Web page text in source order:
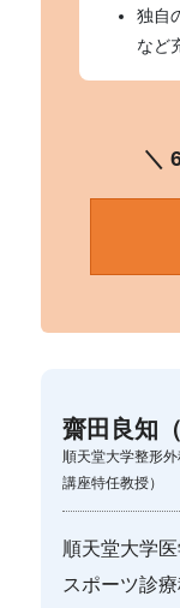
独自
など
＼
齋田良知
順天堂大学整形
講座特任教授）
順天堂大学
スポーツ診